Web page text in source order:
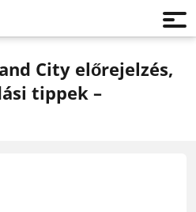
City előrejelzés,
tippek –